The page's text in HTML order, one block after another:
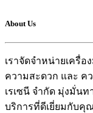
About Us
เราจัดจำหน่ายเครื่
ความสะดวก และ ค
เรเซนี จำกัด มุ่งมั่น
บริการที่ดีเยี่ยมกับคุ